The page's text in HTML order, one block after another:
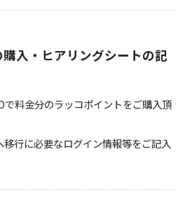
入・ヒアリングシートの記
料金分のラッコポイントをご購入頂
移行に必要なログイン情報等をご記入